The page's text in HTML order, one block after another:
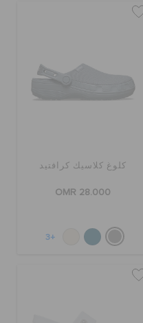
كلوغ كلاسيك كرافتيد
OMR 28.000
+3